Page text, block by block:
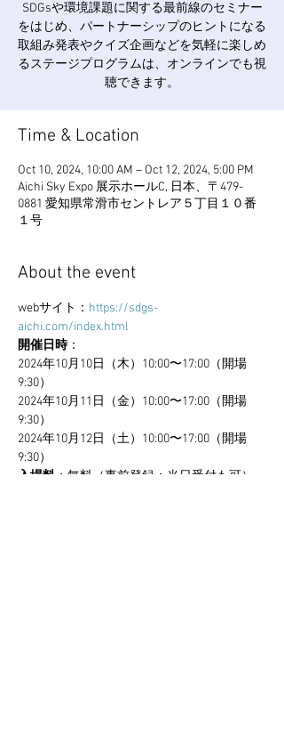
SDGsや環境課題に関する最前線のセミナー
をはじめ、パートナーシップのヒントになる
取組み発表やクイズ企画などを気軽に楽しめ
るステージプログラムは、オンラインでも視
聴できます。
Time & Location
Oct 10, 2024, 10:00 AM – Oct 12, 2024, 5:00 PM
Aichi Sky Expo 展示ホールC, 日本、〒479-
0881 愛知県常滑市セントレア５丁目１０番
１号
About the event
webサイト： https://sdgs-
aichi.com/index.html
開催日時：
2024年10月10日（木）10:00〜17:00（開場
9:30）
2024年10月11日（金）10:00〜17:00（開場
9:30）
2024年10月12日（土）10:00〜17:00（開場
9:30）
入場料 ；無料（事前登録；当日受付も可）